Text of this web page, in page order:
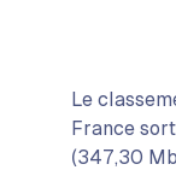
Le
France
(347,30